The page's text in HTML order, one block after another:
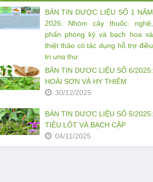
BẢN TIN DƯỢC LIỆU SỐ 1 NĂM
2026: Nhóm cây thuốc: nghệ,
phấn phòng kỷ và bạch hoa xà
thiệt thảo có tác dụng hỗ trợ điều
trị ung thư
27/03/2026
BẢN TIN DƯỢC LIỆU SỐ 6/2025:
HOÀI SƠN VÀ HY THIÊM
30/12/2025
BẢN TIN DƯỢC LIỆU SỐ 5/2025:
TIÊU LỐT VÀ BẠCH CẬP
04/11/2025